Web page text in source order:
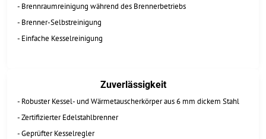
- Brennraumreinigung während des Brennerbetriebs
- Brenner-Selbstreinigung
- Einfache Kesselreinigung
Zuverlässigkeit
- Robuster Kessel- und Wärmetauscherkörper aus 6 mm dickem Stahl
- Zertifizierter Edelstahlbrenner
- Geprüfter Kesselregler